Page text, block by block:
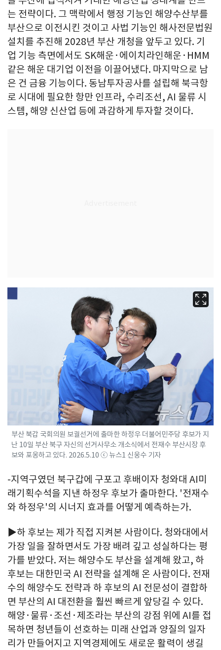
는 전략이다. 그 맥락에서 행정 기능인 해양수산부를
부산으로 이전시킨 것이고 사법 기능인 해사전문법원
설치를 추진해 2028년 부산 개청을 앞두고 있다. 기
업 기능 측면에서도 SK해운·에이치라인해운·HMM
같은 해운 대기업 이전을 이끌어냈다. 마지막으로 남
은 건 금융 기능이다. 동남투자공사를 설립해 북극항
로 시대에 필요한 항만 인프라, 수리조선, AI 물류 시
스템, 해양 신산업 등에 과감하게 투자할 것이다.
부산 북갑 국회의원 보궐선거에 출마한 하정우 더불어민주당 후보가 지
난 10일 부산 북구 자신의 선거사무소 개소식에서 전재수 부산시장 후
보와 포옹하고 있다. 2026.5.10 ⓒ 뉴스1 신웅수 기자
-지역구였던 북구갑에 구포고 후배이자 청와대 AI미
래기획수석을 지낸 하정우 후보가 출마한다. '전재수
와 하정우'의 시너지 효과를 어떻게 예측하는가.
▶하 후보는 제가 직접 지켜본 사람이다. 청와대에서
가장 일을 잘하면서도 가장 배려 깊고 성실하다는 평
가를 받았다. 저는 해양수도 부산을 설계해 왔고, 하
후보는 대한민국 AI 전략을 설계해 온 사람이다. 전재
수의 해양수도 전략과 하 후보의 AI 전문성이 결합하
면 부산의 AI 대전환을 훨씬 빠르게 앞당길 수 있다.
해양·물류·조선·제조라는 부산의 강점 위에 AI를 접
목하면 청년들이 선호하는 미래 산업과 양질의 일자
리가 만들어지고 지역경제에도 새로운 활력이 생길